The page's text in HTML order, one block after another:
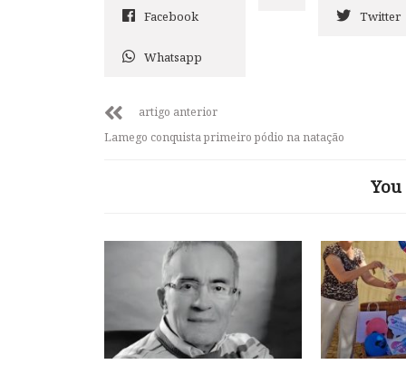
Facebook Twitter
Whatsapp
artigo anterior
Lamego conquista primeiro pódio na natação